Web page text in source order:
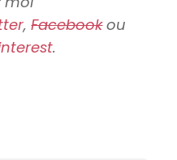
,Facebookou
.